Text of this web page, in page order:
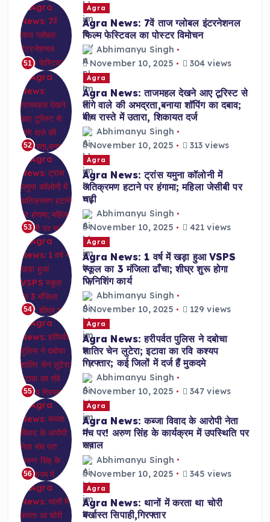
51
Agra
Agra News: 7वें ताज ग्लोबल इंटरनेशनल
फिल्म फेस्टिवल का पोस्टर विमोचन
Abhimanyu Singh
November 10, 2025
304 views
52
Agra
Agra News: ताजमहल देखने आए टूरिस्ट से
तांगे वाले की अभद्रता,बनाया शॉपिंग का दबाव;
बीच रास्ते में उतारा, शिकायत दर्ज
Abhimanyu Singh
November 10, 2025
313 views
53
Agra
Agra News: ट्रांस यमुना कॉलोनी में
अतिक्रमण हटाने पर हंगामा; महिला जेसीबी पर
चढ़ी
Abhimanyu Singh
November 10, 2025
421 views
54
Agra
Agra News: 1 वर्ष में खड़ा हुआ VSPS
स्कूल का 3 मंजिला ढाँचा; शीघ्र शुरू होगा
फिनिशिंग कार्य
Abhimanyu Singh
November 10, 2025
129 views
55
Agra
Agra News: हरीपर्वत पुलिस ने दबोचा
शातिर चेन लुटेरा; इटावा का रवि कश्यप
गिरफ्तार; कई जिलों में दर्ज हैं मुकदमे
Abhimanyu Singh
November 10, 2025
347 views
56
Agra
Agra News: कब्जा विवाद के आरोपी नेता
मंच पर! अरुण सिंह के कार्यक्रम में उपस्थिति पर
सवाल
Abhimanyu Singh
November 10, 2025
345 views
Agra
Agra News: थानों में करता था चोरी
बर्खास्त सिपाही,गिरफ्तार